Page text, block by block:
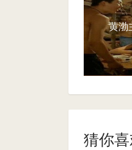
黄渤
猜你